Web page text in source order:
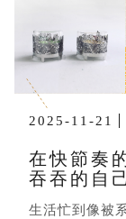
2025-11-21
在快節奏
吞吞的自
生活忙到像被